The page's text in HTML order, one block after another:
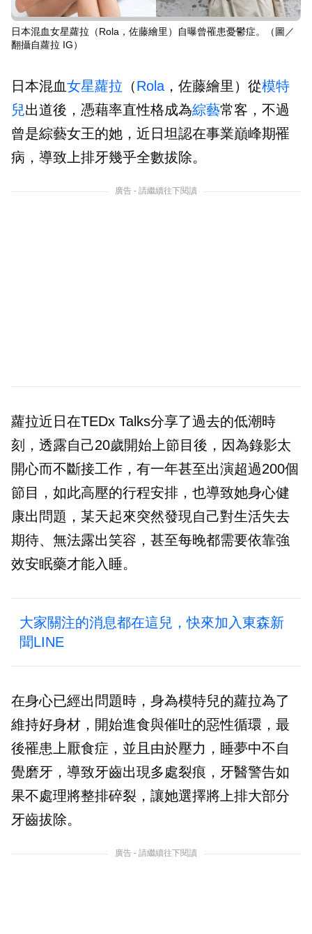
日本混血女星蘿拉（Rola，佐藤繪里）自曝曾罹患憂鬱症。（圖／
翻攝自蘿拉 IG）
日本混血女星蘿拉 （Rola ，佐藤繪里）從模特
兒出道後，憑藉率直性格成為綜藝常客，不過
曾是綜藝女王的她，近日坦認在事業巔峰期罹
病，導致上排牙幾乎全數拔除。
廣告 - 請繼續往下閱讀
蘿拉近日在TEDx Talks分享了過去的低潮時
刻，透露自己20歲開始上節目後，因為錄影太
開心而不斷接工作，有一年甚至出演超過200個
節目，如此高壓的行程安排，也導致她身心健
康出問題，某天起來突然發現自己對生活失去
期待、無法露出笑容，甚至每晚都需要依靠強
效安眠藥才能入睡。
大家關注的消息都在這兒，快來加入東森新
聞LINE
在身心已經出問題時，身為模特兒的蘿拉為了
維持好身材，開始進食與催吐的惡性循環，最
後罹患上厭食症，並且由於壓力，睡夢中不自
覺磨牙，導致牙齒出現多處裂痕，牙醫警告如
果不處理將整排碎裂，讓她選擇將上排大部分
牙齒拔除。
廣告 - 請繼續往下閱讀